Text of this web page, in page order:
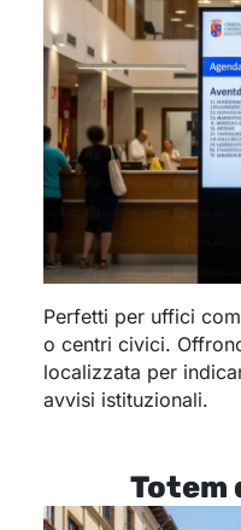
Perfetti per uffici
o centri civici.
localizzata per
avvisi istituzionali.
Totem